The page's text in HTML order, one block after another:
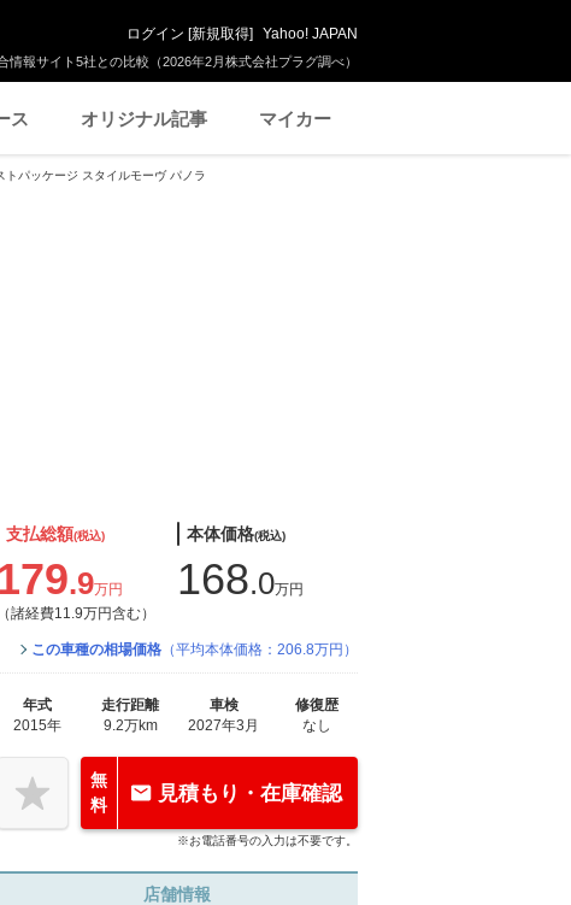
報サイト5社との比較（2026年2月株式会社プラグ調べ）
ログイン [新規取得] Yahoo! JAPAN
ス オリジナル記事 マイカー
パッケージ スタイルモーヴ パノラ
支払総額(税込)
179.9万円
（諸経費11.9万円含む）
本体価格(税込)
168.0万円
この車種の相場価格 （平均本体価格：206.8万円）
年式
2015年
走行距離
9.2万km
車検
2027年3月
修復歴
なし
無
料
見積もり・在庫確認
※お電話番号の入力は不要です。
店舗情報